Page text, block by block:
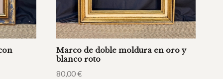
Marco de doble moldura en oro y
blanco roto
80,00€